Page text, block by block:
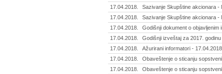
17.04.2018.
Sazivanje Skupštine akcionara -
17.04.2018.
Sazivanje Skupštine akcionara -
17.04.2018.
Godišnji dokument o
17.04.2018.
Godišnji izveštaj za 2017.
17.04.2018.
Ažurirani informatori - 17.04.2018
17.04.2018.
Obaveštenje o sticanju
17.04.2018.
Obaveštenje o sticanju